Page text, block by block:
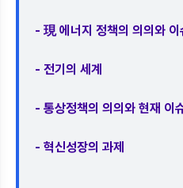
- 現 에너지 정책의 의의와 이
- 전기의 세계
- 통상정책의 의의와 현재 이
- 혁신성장의 과제